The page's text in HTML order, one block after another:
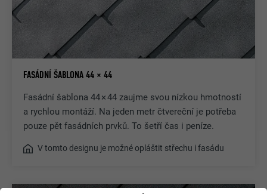
FASÁDNÍ ŠABLONA 44 × 44
Fasádní šablona 44 × 44 zaujme svou nízkou hmotností
a rychlou montáží. Na jeden metr čtvereční je potřeba
pouze pět fasádních prvků. To šetří čas i peníze.
V tomto designu je možné opláštit střechu i fasádu